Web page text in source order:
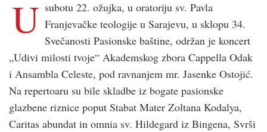
U subotu 22. ožujka, u oratoriju sv. Pavla
Franjevačke teologije u Sarajevu, u sklopu 34.
Svečanosti Pasionske baštine, održan je koncert
„Udivi milosti tvoje“ Akademskog zbora Cappella Odak
i Ansambla Celeste, pod ravnanjem mr. Jasenke Ostojić.
Na repertoaru su bile skladbe iz bogate pasionske
glazbene riznice poput Stabat Mater Zoltana Kodalya,
Caritas abundat in omnia sv. Hildegard iz Bingena, Svrši